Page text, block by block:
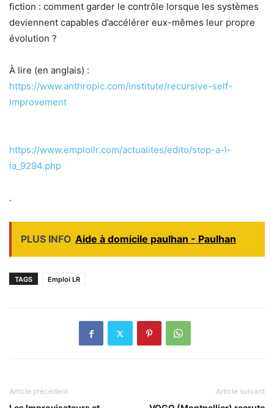
fiction : comment garder le contrôle lorsque les systèmes
deviennent capables d’accélérer eux-mêmes leur propre
évolution ?
À lire (en anglais) :
https://www.anthropic.com/institute/recursive-self-
improvement
https://www.emploilr.com/actualites/edito/stop-a-l-
ia_9294.php
.
PLUS INFO Aide à domicile paulhan - Paulhan
TAGS Emploi LR
Article précédent Article suivant